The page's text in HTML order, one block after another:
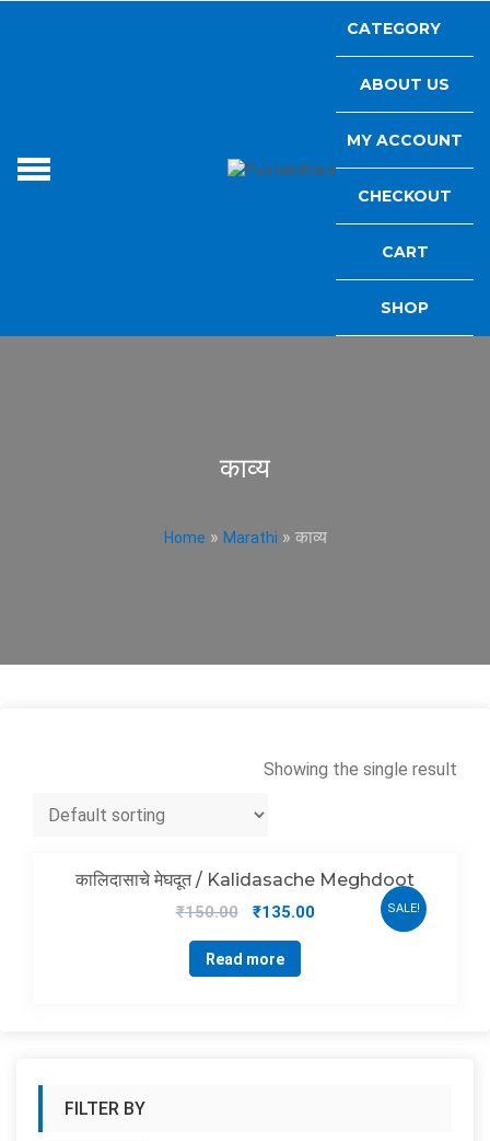
Read Books
CATEGORY
ABOUT US
MY ACCOUNT
CHECKOUT
CART
SHOP
काव्य
Home » Marathi » काव्य
Showing the single result
SALE!
कालिदासाचे मेघदूत / Kalidasache Meghdoot
₹150.00 ₹135.00
Read more
FILTER BY